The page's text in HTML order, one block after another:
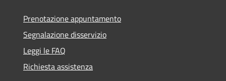
Prenotazione appuntamento
Segnalazione disservizio
Leggi le FAQ
Richiesta assistenza